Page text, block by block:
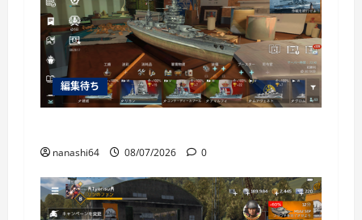
編集待ち
nanashi64 08/07/2026 0